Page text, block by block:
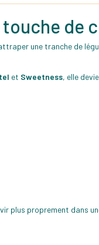
de
une tranche de
et Sweetness, elle
plus proprement dans